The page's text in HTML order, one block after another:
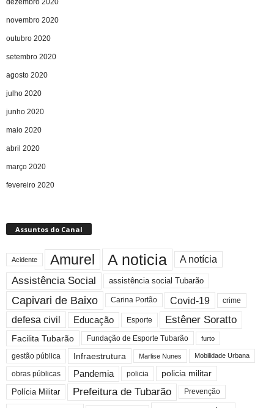
dezembro 2020
novembro 2020
outubro 2020
setembro 2020
agosto 2020
julho 2020
junho 2020
maio 2020
abril 2020
março 2020
fevereiro 2020
Assuntos do Canal
Acidente Amurel A noticia A notícia
Assistência Social assistência social Tubarão
Capivari de Baixo Carina Portão Covid-19 crime
defesa civil Educação Esporte Estêner Soratto
Facilita Tubarão Fundação de Esporte Tubarão furto
gestão pública Infraestrutura Marlise Nunes Mobilidade Urbana
obras públicas Pandemia policia
policia militar
Polícia Militar
Prefeitura de Tubarão Prevenção